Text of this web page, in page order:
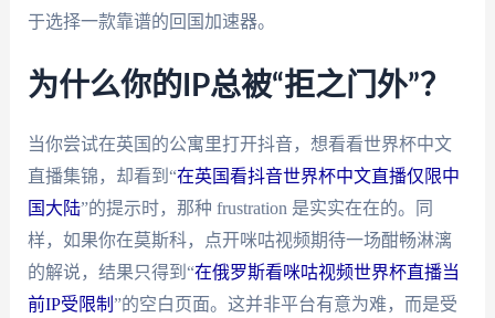
于选择一款靠谱的回国加速器。
为什么你的IP总被“拒之门外”？
当你尝试在英国的公寓里打开抖音，想看看世界杯中文
直播集锦，却看到“在英国看抖音世界杯中文直播仅限中
国大陆”的提示时，那种 frustration 是实实在在的。同
样，如果你在莫斯科，点开咪咕视频期待一场酣畅淋漓
的解说，结果只得到“在俄罗斯看咪咕视频世界杯直播当
前IP受限制 ”的空白页面。这并非平台有意为难，而是受